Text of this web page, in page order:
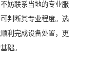
妨联系当地的专业服
判断其专业程度。选
利完成设备处置，更
础。